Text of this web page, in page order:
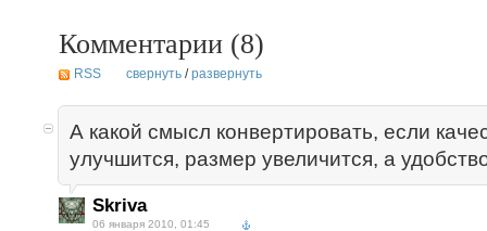
Комментарии (8)
RSS свернуть /развернуть
А какой смысл конвертировать, если
улучшится, размер увеличится, а
Skriva
06 января 2010, 01:45